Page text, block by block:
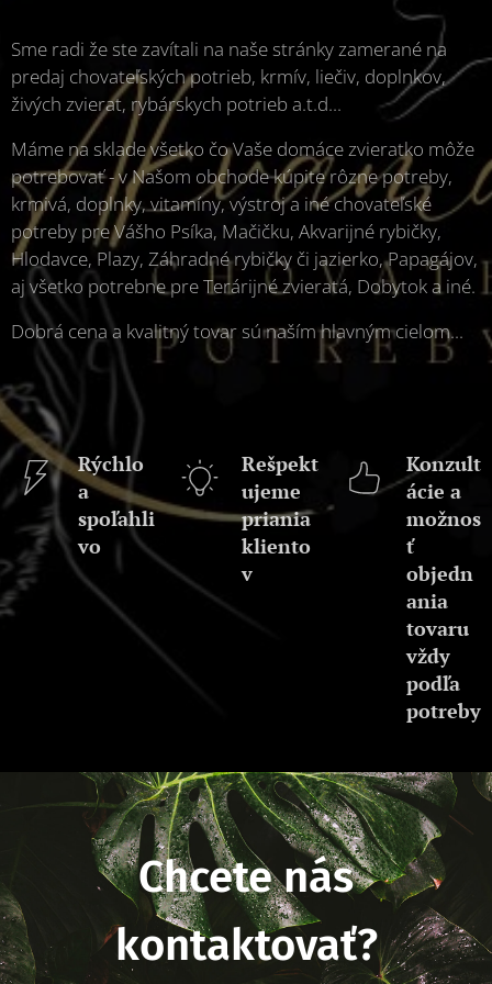
Sme radi že ste zavítali na naše stránky zamerané na
predaj chovateľských potrieb, krmív, liečiv, doplnkov,
živých zvierat, rybárskych potrieb a.t.d...
Máme na sklade všetko čo Vaše domáce zvieratko môže
potrebovať - v Našom obchode kúpite rôzne potreby,
krmivá, doplnky, vitamíny, výstroj a iné chovateľské
potreby pre Vášho Psíka, Mačičku, Akvarijné rybičky,
Hlodavce, Plazy, Záhradné rybičky či jazierko, Papagájov,
aj všetko potrebne pre Terárijné zvieratá, Dobytok a iné.
Dobrá cena a kvalitný tovar sú naším hlavným cielom...
Rýchlo
a
spoľahli
vo
Rešpekt
ujeme
priania
kliento
v
Konzult
ácie a
možnos
ť
objedn
ania
tovaru
vždy
podľa
potreby
Chcete nás
kontaktovať?